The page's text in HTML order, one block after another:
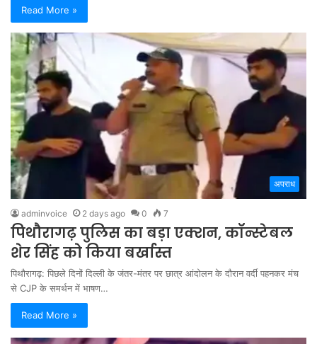
Read More »
अपराध
adminvoice 2 days ago 0 7
पिथौरागढ़ पुलिस का बड़ा एक्शन, कॉन्स्टेबल
शेर सिंह को किया बर्खास्त
पिथौरागढ़: पिछले दिनों दिल्ली के जंतर-मंतर पर छात्र आंदोलन के दौरान वर्दी पहनकर मंच
से CJP के समर्थन में भाषण…
Read More »